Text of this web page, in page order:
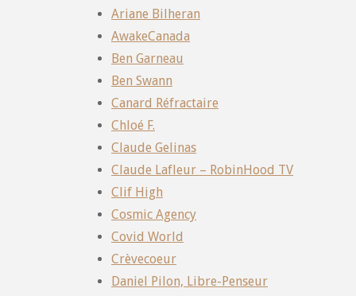
Ariane Bilheran
AwakeCanada
Ben Garneau
Ben Swann
Canard Réfractaire
Chloé F.
Claude Gelinas
Claude Lafleur – RobinHood TV
Clif High
Cosmic Agency
Covid World
Crèvecoeur
Daniel Pilon, Libre-Penseur